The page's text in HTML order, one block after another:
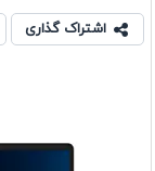
اشتراک گذاری